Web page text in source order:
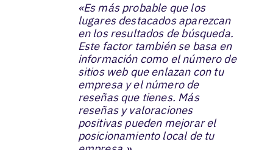
«Es más probable que los
lugares destacados aparezcan
en los resultados de búsqueda.
Este factor también se basa en
información como el número de
sitios web que enlazan con tu
empresa y el número de
reseñas que tienes. Más
reseñas y valoraciones
positivas pueden mejorar el
posicionamiento local de tu